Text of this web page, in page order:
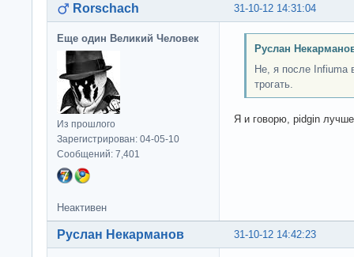
31-10-12 14:31:04
Rorschach
Еще один Великий Человек
Из прошлого
Зарегистрирован: 04-05-10
Сообщений: 7,401
Руслан
Не, я после Infiuma
трогать.
Я и говорю, pidgin
Неактивен
31-10-12 14:42:23
Руслан Некарманов